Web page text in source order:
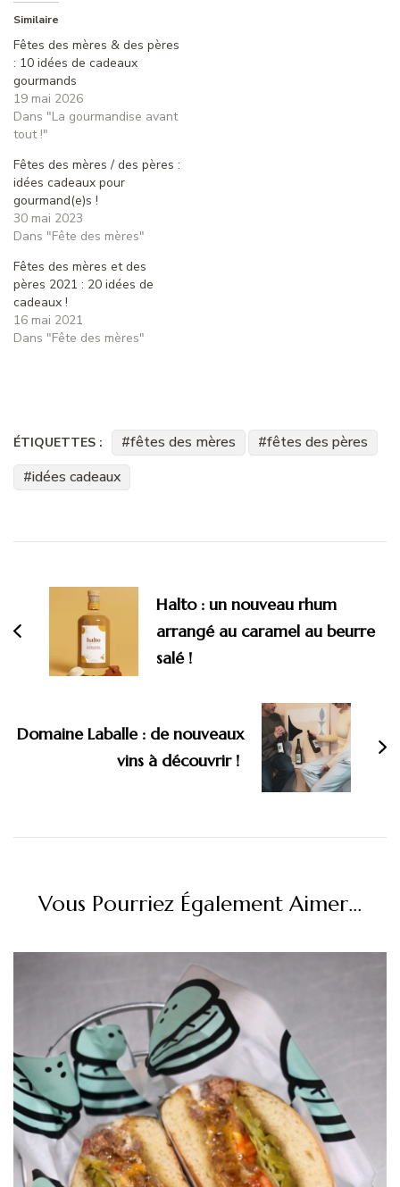
Similaire
Fêtes des mères & des pères
: 10 idées de cadeaux
gourmands
19 mai 2026
Dans "La gourmandise avant
tout !"
Fêtes des mères / des pères :
idées cadeaux pour
gourmand(e)s !
30 mai 2023
Dans "Fête des mères"
Fêtes des mères et des
pères 2021 : 20 idées de
cadeaux !
16 mai 2021
Dans "Fête des mères"
ÉTIQUETTES : fêtes des mères
fêtes des pères
idées cadeaux
d'article
Halto : un nouveau rhum
arrangé au caramel au beurre
salé !
Domaine Laballe : de nouveaux
vins à découvrir !
Vous Pourriez Également Aimer...